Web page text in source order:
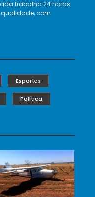
trabalha 24 horas
qualidade, com
Esportes
Política